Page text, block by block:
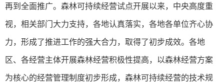
再到全面推广。森林可持续经营试点开展以来，中央高度重
视，相关部门大力支持，各地认真落实，各地各单位齐心协
力，形成了推进工作的强大合力，取得了初步成效。各地
区、各经营主体开展森林经营积极性提高，以森林经营方案
为核心的经营管理制度初步形成，森林可持续经营的技术规